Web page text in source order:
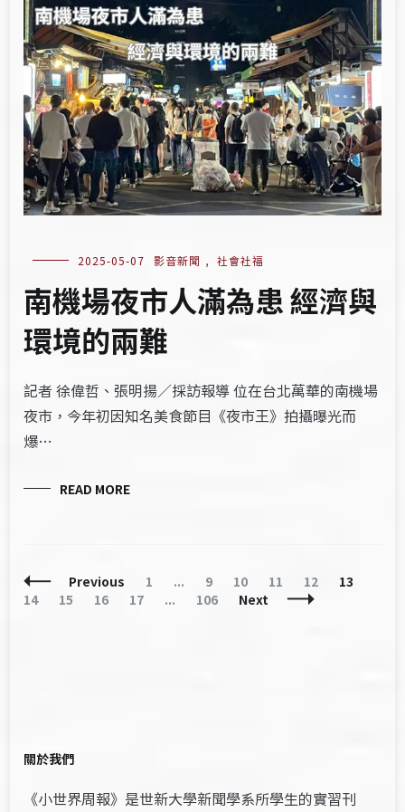
2025-05-07 影音新聞 , 社會社福
南機場夜市人滿為患 經濟與
環境的兩難
記者 徐偉哲、張明揚／採訪報導 位在台北萬華的南機場
夜市，今年初因知名美食節目《夜市王》拍攝曝光而
爆…
READ MORE
Posts
Navigation
Previous Page
1 ... Page
9 Page
10 Page
11 Page
12 Page
13
14
Page
15 Page
16 Page
17 ... Page
106 Next
關於我們
《小世界周報》是世新大學新聞學系所學生的實習刊